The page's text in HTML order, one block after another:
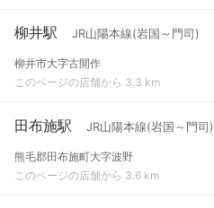
柳井駅 JR山陽本線(岩国～門司)
柳井市大字古開作
このページの店舗から 3.3 km
田布施駅 JR山陽本線(岩国～門司)
熊毛郡田布施町大字波野
このページの店舗から 3.6 km